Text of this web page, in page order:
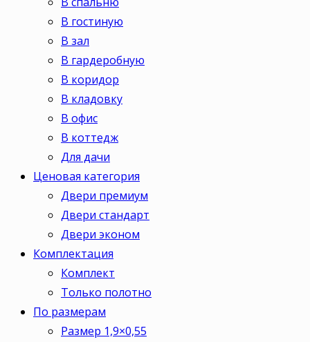
В гостиную
В зал
В гардеробную
В коридор
В кладовку
В офис
В коттедж
Для дачи
Ценовая категория
Двери премиум
Двери стандарт
Двери эконом
Комплектация
Комплект
Только полотно
По размерам
Размер 1,9×0,55